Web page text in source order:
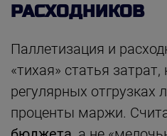
РАСХОДНИКОВ
Паллетизация и
«тихая» статья
регулярных отгрузках
проценты маржи.